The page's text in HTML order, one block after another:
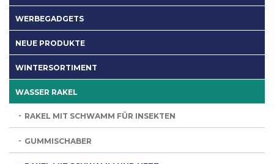
WERBEGADGETS
NEUE PRODUKTE
WINTERSORTIMENT
WASSER RAKEL
RAKEL MIT SCHWAMM FÜR INSEKTEN
GUMMISCHABER